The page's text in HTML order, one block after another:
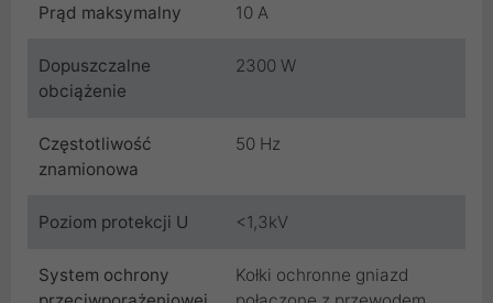
Prąd maksymalny 10 A
Dopuszczalne
obciążenie
2300 W
Częstotliwość
znamionowa
50 Hz
Poziom protekcji U <1,3kV
System ochrony
Kołki ochronne gniazd